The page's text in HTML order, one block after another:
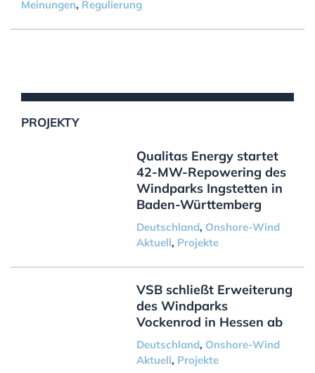
Meinungen, Regulierung
PROJEKTY
Qualitas Energy startet
42-MW-Repowering des
Windparks Ingstetten in
Baden-Württemberg
Deutschland, Onshore-Wind
Aktuell, Projekte
VSB schließt Erweiterung
des Windparks
Vockenrod in Hessen ab
Deutschland, Onshore-Wind
Aktuell, Projekte